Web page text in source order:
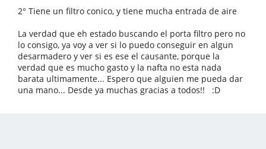
2° Tiene un filtro conico, y tiene mucha entrada de aire
La verdad que eh estado buscando el porta filtro pero no
lo consigo, ya voy a ver si lo puedo conseguir en algun
desarmadero y ver si es ese el causante, porque la
verdad que es mucho gasto y la nafta no esta nada
barata ultimamente... Espero que alguien me pueda dar
una mano... Desde ya muchas gracias a todos!! :D